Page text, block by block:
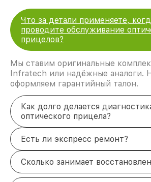
Что за детали применяете,
проводите обслуживание
прицелов?
Мы ставим оригинальные
Infratech или надёжные аналоги.
оформляем гарантийный талон.
Как долго делается
оптического прицела?
Есть ли экспресс ремонт?
Сколько занимает